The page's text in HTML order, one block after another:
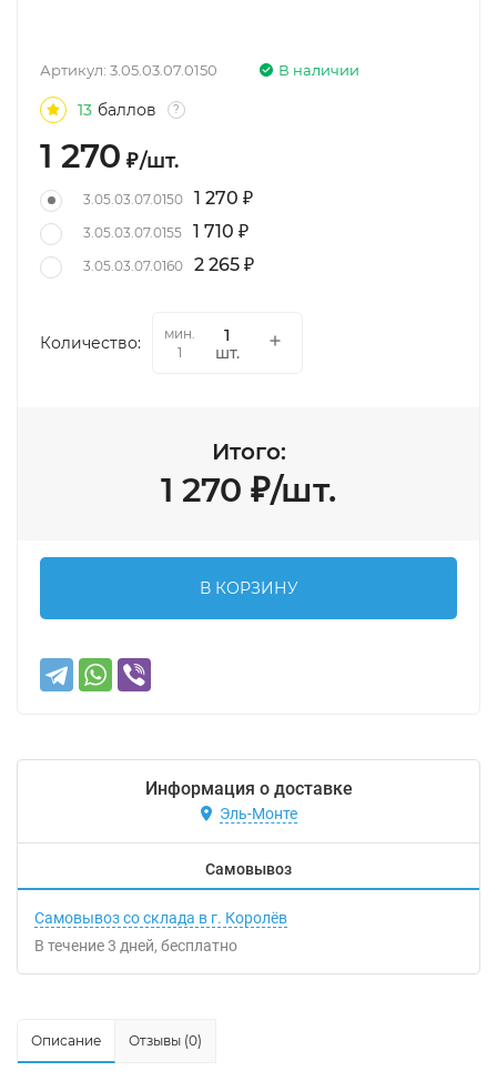
В наличии
Артикул: 3.05.03.07.0150
13 баллов ?
1 270 ₽/шт.
3.05.03.07.0150 1 270 ₽
3.05.03.07.0155 1 710 ₽
3.05.03.07.0160 2 265 ₽
Количество:
мин.
1
шт.
Итого:
1 270 ₽/шт.
В КОРЗИНУ
Информация о доставке
Эль-Монте
Самовывоз
Самовывоз со склада в г. Королёв
В течение3 дней Бесплатно
Описание Отзывы (0)